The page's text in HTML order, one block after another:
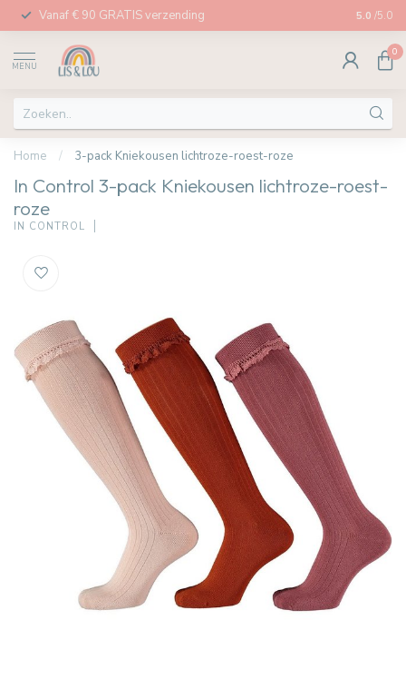
Vanaf € 90 GRATIS verzending Afhalen
5.0 /5.0
MENU
0
Home / 3-pack Kniekousen lichtroze-roest-roze
In Control 3-pack Kniekousen lichtroze-roest-
roze
IN CONTROL